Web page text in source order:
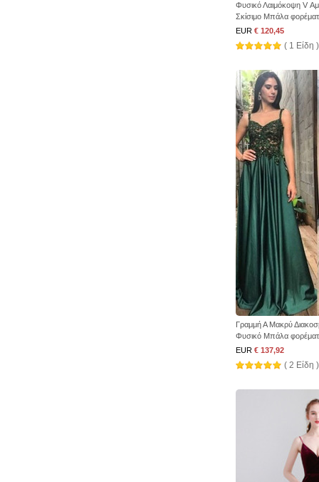
Φυσικό Λαιμόκοψη V
Σκίσιμο Μπάλα
EUR € 120,45
( 1 Είδη )
Γραμμή Α Μακρύ
Φυσικό Μπάλα
EUR € 137,92
( 2 Είδη )